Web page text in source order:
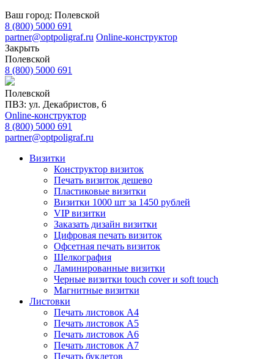
Ваш город: Полевской
8 (800) 5000 691
partner@optpoligraf.ru Online-конструктор
Закрыть
Полевской
8 (800) 5000 691
Полевской
ПВЗ: ул. Декабристов, 6
Online-конструктор
8 (800) 5000 691
partner@optpoligraf.ru
Визитки
Конструктор визиток
Печать визиток дешево
Пластиковые визитки
Визитки 1000 шт за 1450 рублей
VIP визитки
Заказать дизайн визитки
Цифровая печать визиток
Офсетная печать визиток
Шелкография
Ламинированные визитки
Черные визитки touch cover и soft touch
Магнитные визитки
Листовки
Печать листовок А4
Печать листовок А5
Печать листовок А6
Печать листовок А7
Печать буклетов